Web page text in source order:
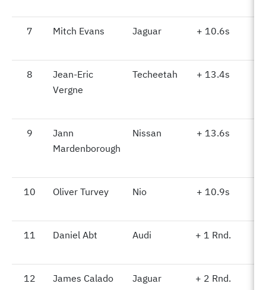
7 Mitch Evans Jaguar + 10.6s
8
Jean-Eric
Vergne
Techeetah + 13.4s
9
Jann
Mardenborough
Nissan + 13.6s
10 Oliver Turvey Nio + 10.9s
11 Daniel Abt Audi + 1 Rnd.
12 James Calado Jaguar + 2 Rnd.
7
8
9
10
11
12